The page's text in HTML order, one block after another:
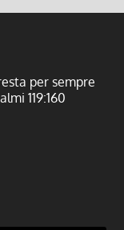
per sempre
119:160